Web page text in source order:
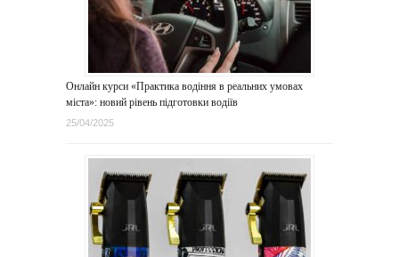
Онлайн курси «Практика водіння в реальних умовах
міста»: новий рівень підготовки водіїв
25/04/2025